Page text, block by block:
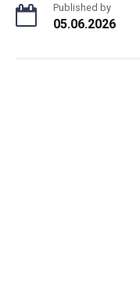
Published by
05.06.2026